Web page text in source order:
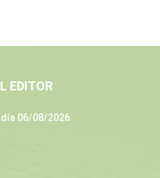
EDITOR
06/08/2026